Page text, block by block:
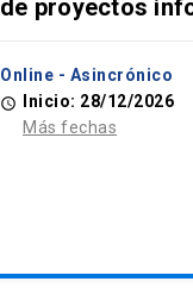
de proyectos
Online - Asincrónico
access_time
Inicio: 28/12/2026
Más fechas